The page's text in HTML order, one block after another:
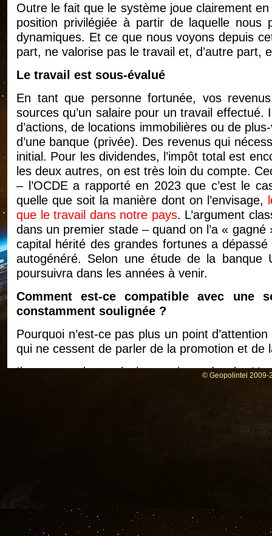
Outre le fait que le système joue clairement
position privilégiée à partir de laquelle
dynamiques. Et ce que nous voyons depuis
part, ne valorise pas le travail et, d’autre part,
Le travail est sous-évalué
En tant que personne fortunée, vos
sources qu’un salaire pour un travail
d’actions, de locations immobilières ou de
d’une banque (privée). Des revenus qui
initial. Pour les dividendes, l’impôt total est
les deux autres, on est très loin du compte.
– l’OCDE a rapporté en 2023 que c’est le
quelle que soit la manière dont on l’envisage,
que le travail dans notre pays. L’argument
dans un premier stade – quand on l’a «
capital hérité des grandes fortunes a
autogénéré. Selon une étude de la banque
poursuivra dans les années à venir.
Comment est-ce compatible avec une
constamment soulignée ?
Pourquoi n’est-ce pas plus un point
qui ne cessent de parler de la promotion et de
Il y a sans doute plusieurs raisons à cela.
Mauvaise nouvelle pour tout le monde
© Geopolintel 2009-